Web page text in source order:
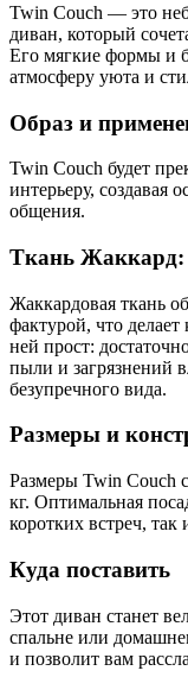
Twin Couch — это
диван, который
Его мягкие формы и
атмосферу уюта и
Образ и
Twin Couch будет
интерьеру, создавая
общения.
Ткань Жаккард:
Жаккардовая ткань
фактурой, что
ней прост:
пыли и загрязнений
безупречного вида.
Размеры и
Размеры Twin Couch
кг. Оптимальная
коротких встреч, так
Куда поставить
Этот диван станет
спальне или
и позволит вам